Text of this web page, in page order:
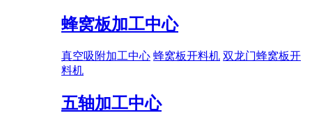
蜂窝板加工中心
真空吸附加工中心 蜂窝板开料机 双龙门蜂窝板开
料机
五轴加工中心